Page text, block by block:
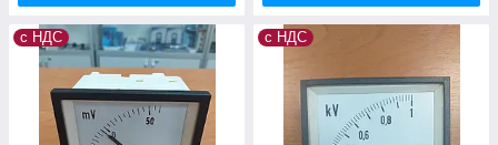
с НДС с НДС